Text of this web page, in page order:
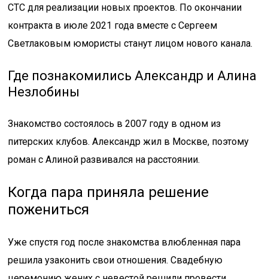
СТС для реализации новых проектов. По окончании
контракта в июле 2021 года вместе с Сергеем
Светлаковым юмористы станут лицом нового канала.
Где познакомились Александр и Алина
Незлобины
Знакомство состоялось в 2007 году в одном из
питерских клубов. Александр жил в Москве, поэтому
роман с Алиной развивался на расстоянии.
Когда пара приняла решение
пожениться
Уже спустя год после знакомства влюбленная пара
решила узаконить свои отношения. Свадебную